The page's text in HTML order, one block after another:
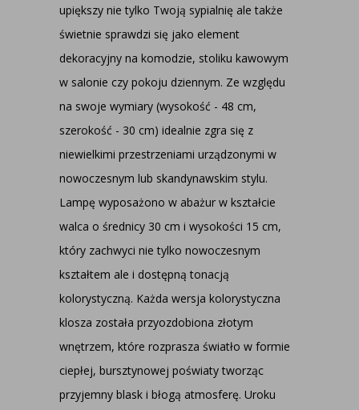
upiększy nie tylko Twoją sypialnię ale także
świetnie sprawdzi się jako element
dekoracyjny na komodzie, stoliku kawowym
w salonie czy pokoju dziennym. Ze względu
na swoje wymiary (wysokość - 48 cm,
szerokość - 30 cm) idealnie zgra się z
niewielkimi przestrzeniami urządzonymi w
nowoczesnym lub skandynawskim stylu.
Lampę wyposażono w abażur w kształcie
walca o średnicy 30 cm i wysokości 15 cm,
który zachwyci nie tylko nowoczesnym
kształtem ale i dostępną tonacją
kolorystyczną. Każda wersja kolorystyczna
klosza została przyozdobiona złotym
wnętrzem, które rozprasza światło w formie
ciepłej, bursztynowej poświaty tworząc
przyjemny blask i błogą atmosferę. Uroku